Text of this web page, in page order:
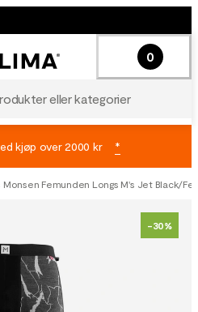
eller kategorier
0
kjøp over 2000 kr *
Monsen Femunden Longs M's Jet Black/
-30%